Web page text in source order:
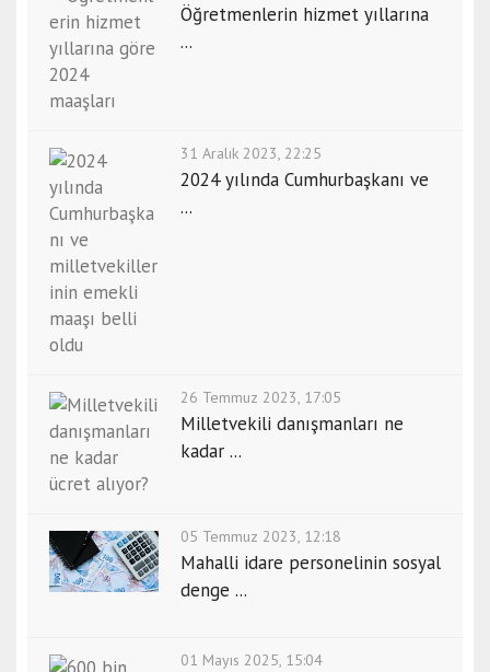
Öğretmenlerin hizmet yıllarına
...
31 Aralık 2023, 22:25
2024 yılında Cumhurbaşkanı ve
...
26 Temmuz 2023, 17:05
Milletvekili danışmanları ne
kadar ...
05 Temmuz 2023, 12:18
Mahalli idare personelinin sosyal
denge ...
01 Mayıs 2025, 15:04